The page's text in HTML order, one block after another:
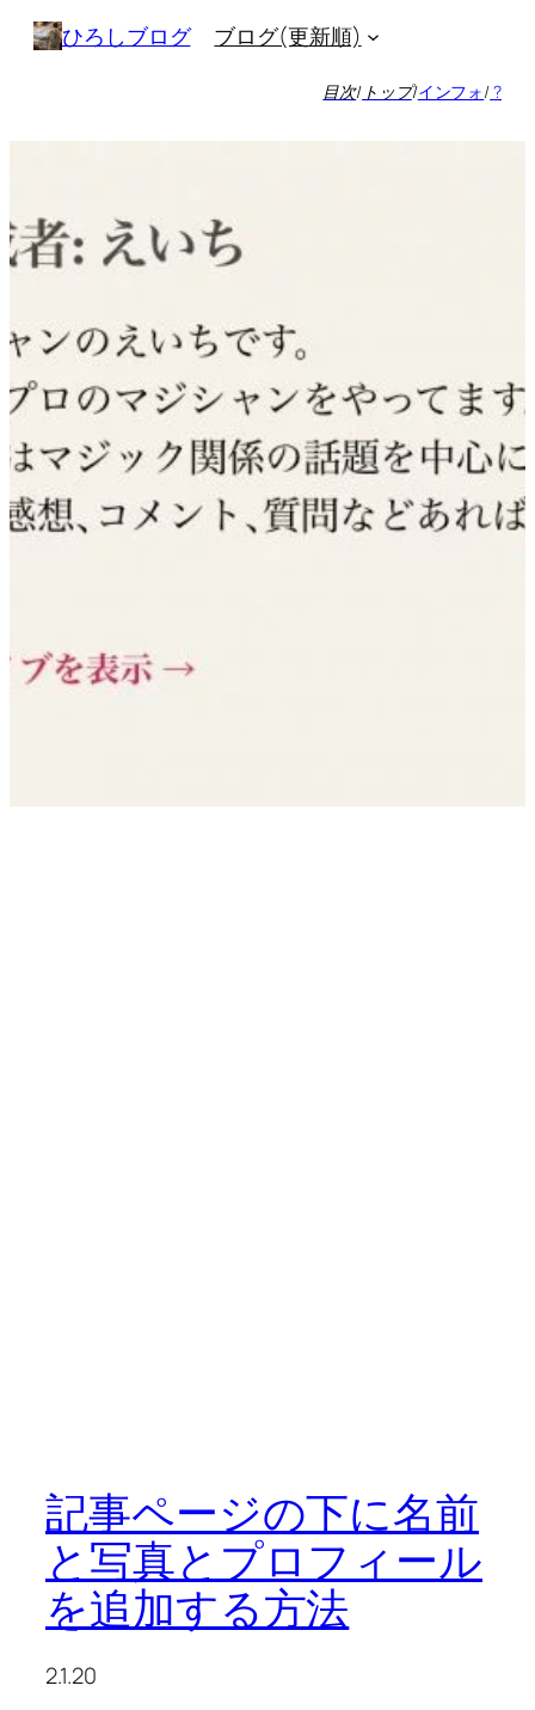
キ
ひろしブログ ブログ(更新順)
目次/ トップ/インフォ/?
記事ページの下に名前
と写真とプロフィール
を追加する方法
2.1.20